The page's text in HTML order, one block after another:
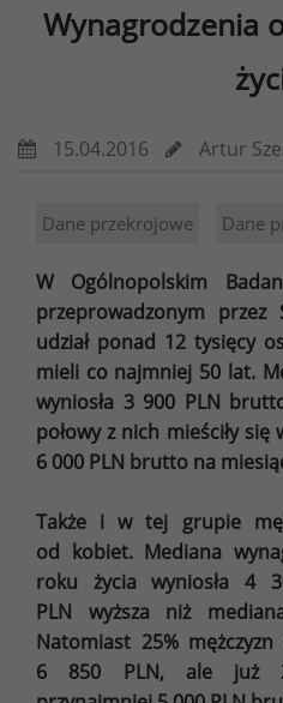
Wynagrodzenia
15.04.2016 Artur
Dane przekrojowe Dane
W Ogólnopolskim
przeprowadzonym przez
udział ponad 12 tysięcy
mieli co najmniej 50 lat.
wyniosła 3 900 PLN
połowy z nich mieściły się
6 000 PLN brutto na
Także i w tej grupie
od kobiet. Mediana
roku życia wyniosła 4
PLN wyższa niż
Natomiast 25%
6 850 PLN, ale już